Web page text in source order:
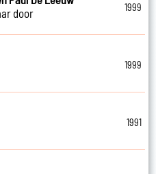
door
1999
1999
1991